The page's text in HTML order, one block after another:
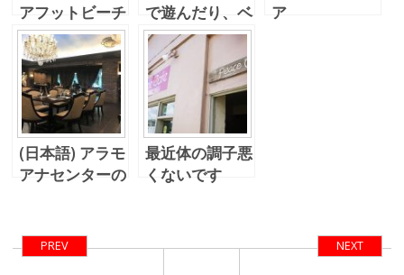
アフットビーチ
カフェ、、、そ
して花火！
で遊んだり、ベ
アフットカフェ
行ったり。。
ア
(日本語) アラモ
アナセンターの
最近体の調子悪
くないです
PREV NEXT